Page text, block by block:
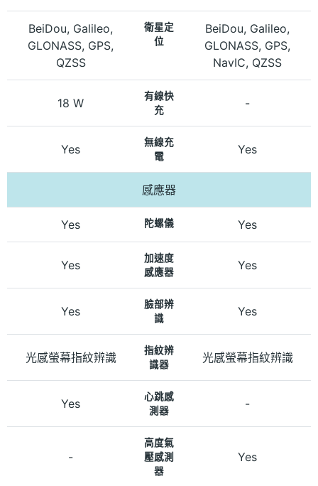
BeiDou, Galileo,
GLONASS, GPS,
QZSS
衛星定
位
BeiDou, Galileo,
GLONASS, GPS,
NavIC, QZSS
18 W
有線快
充
-
Yes
無線充
電
Yes
感應器
Yes 陀螺儀 Yes
Yes
加速度
感應器
Yes
Yes
臉部辨
識
Yes
光感螢幕指紋辨識
指紋辨
識器
光感螢幕指紋辨識
Yes
心跳感
測器
-
-
高度氣
壓感測
器
Yes